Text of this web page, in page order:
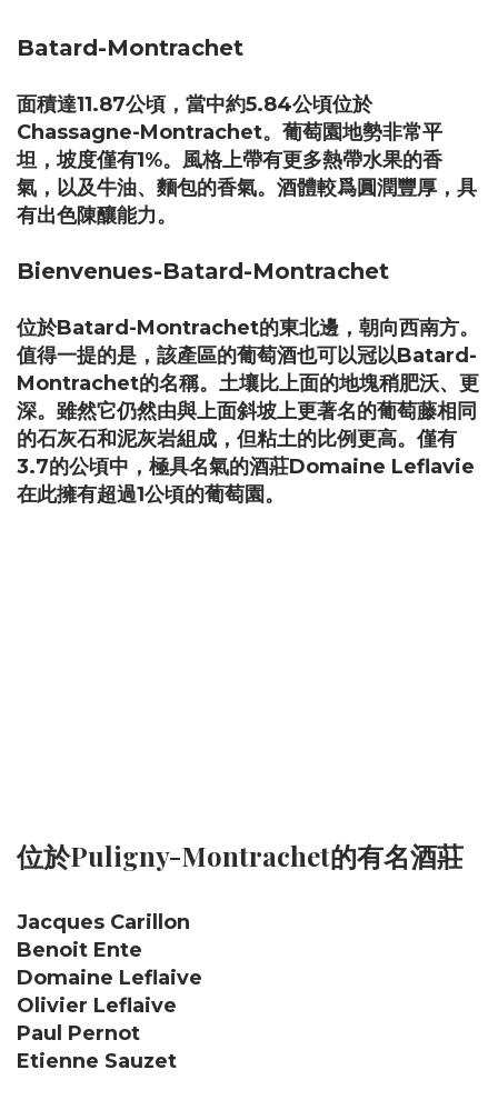
Batard-Montrachet
面積達11.87公頃，當中約5.84公頃位於
Chassagne-Montrachet。葡萄園地勢非常平
坦，坡度僅有1%。風格上帶有更多熱帶水果的香
氣，以及牛油、麵包的香氣。酒體較爲圓潤豐厚，具
有出色陳釀能力。
Bienvenues-Batard-Montrachet
位於Batard-Montrachet的東北邊，朝向西南方。
值得一提的是，該產區的葡萄酒也可以冠以Batard-
Montrachet的名稱。土壤比上面的地塊稍肥沃、更
深。雖然它仍然由與上面斜坡上更著名的葡萄藤相同
的石灰石和泥灰岩組成，但粘土的比例更高。僅有
3.7的公頃中，極具名氣的酒莊Domaine Leflavie
在此擁有超過1公頃的葡萄園。
位於Puligny-Montrachet的有名酒莊
Jacques Carillon
Benoit Ente
Domaine Leflaive
Olivier Leflaive
Paul Pernot
Etienne Sauzet